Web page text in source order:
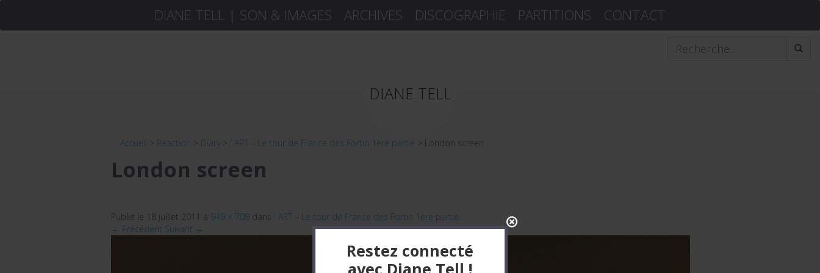
DIANE TELL | SON & IMAGES ARCHIVES DISCOGRAPHIE PARTITIONS CONTACT
DIANE TELL
Accueil > Reaction > Diary > I ART – Le tour de France des Fortin 1ère partie > London screen
London screen
Publié le 18 juillet 2011 à 949 × 709 dans I ART – Le tour de France des Fortin 1ère partie.
← Précédent Suivant →
Restez connecté
avec Diane Tell !